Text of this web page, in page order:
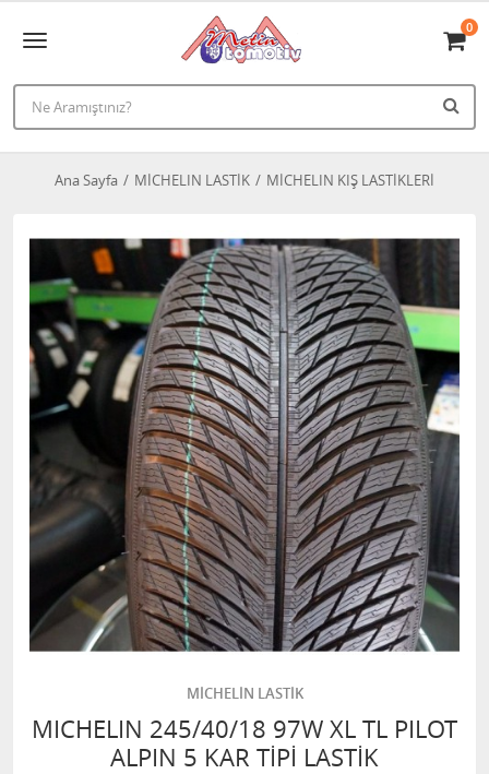
0
Ana Sayfa MİCHELIN LASTİK MİCHELIN KIŞ LASTİKLERİ
MİCHELİN LASTİK
MICHELIN 245/40/18 97W XL TL PILOT
ALPIN 5 KAR TİPİ LASTİK